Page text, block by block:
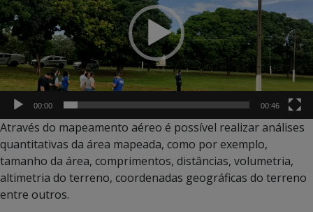
00:00 00:46
Através do mapeamento aéreo é possível realizar análises
quantitativas da área mapeada, como por exemplo,
tamanho da área, comprimentos, distâncias, volumetria,
altimetria do terreno, coordenadas geográficas do terreno
entre outros.